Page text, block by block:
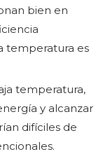
bien en
temperatura es
temperatura,
y alcanzar
difíciles de